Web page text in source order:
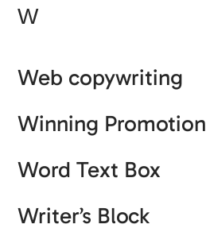
W
Web copywriting
Winning Promotion
Word Text Box
Writer’s Block